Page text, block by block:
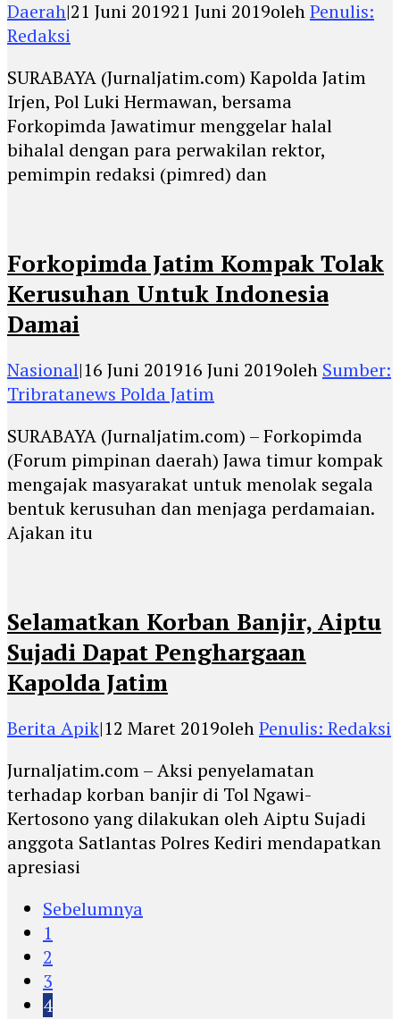
Daerah|21 Juni 201921 Juni 2019olehPenulis:
Redaksi
SURABAYA (Jurnaljatim.com) Kapolda Jatim
Irjen, Pol Luki Hermawan, bersama
Forkopimda Jawatimur menggelar halal
bihalal dengan para perwakilan rektor,
pemimpin redaksi (pimred) dan
Forkopimda Jatim Kompak Tolak
Kerusuhan Untuk Indonesia
Damai
Nasional|16 Juni 201916 Juni 2019oleh Sumber:
Tribratanews Polda Jatim
SURABAYA (Jurnaljatim.com) – Forkopimda
(Forum pimpinan daerah) Jawa timur kompak
mengajak masyarakat untuk menolak segala
bentuk kerusuhan dan menjaga perdamaian.
Ajakan itu
Selamatkan Korban Banjir, Aiptu
Sujadi Dapat Penghargaan
Kapolda Jatim
Berita Apik|12 Maret 2019olehPenulis: Redaksi
Jurnaljatim.com – Aksi penyelamatan
terhadap korban banjir di Tol Ngawi-
Kertosono yang dilakukan oleh Aiptu Sujadi
anggota Satlantas Polres Kediri mendapatkan
apresiasi
Sebelumnya
1
2
3
4